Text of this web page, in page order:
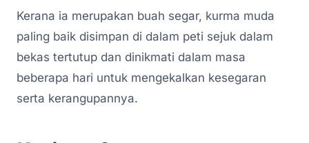
Kerana ia merupakan buah segar, kurma muda
paling baik disimpan di dalam peti sejuk dalam
bekas tertutup dan dinikmati dalam masa
beberapa hari untuk mengekalkan kesegaran
serta kerangupannya.